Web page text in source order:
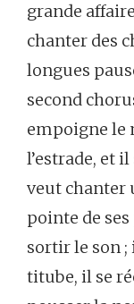
grande affaire
chanter des
longues
second
empoigne le
l’estrade, etil
veut chanter
pointe de ses
sortirle son ;
titube, il se